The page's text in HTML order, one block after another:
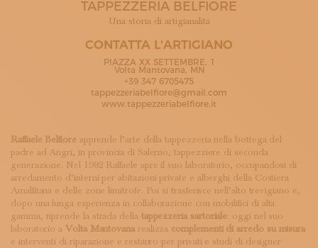
ISCRIVITI ALLA NEWSLETTER
LOGIN
TAPPEZZERIA BELFIORE
Una storia di artigianalità
CONTATTA L'ARTIGIANO
PIAZZA XX SETTEMBRE, 1
Volta Mantovana, MN
+39 347 6705475
tappezzeriabelfiore@gmail.com
www.tappezzeriabelfiore.it
Raffaele Belfiore apprende l’arte della tappezzeria nella bottega del
padre ad Angri, in provincia di Salerno, tappezziere di seconda
generazione. Nel 1982 Raffaele apre il suo laboratorio, occupandosi di
arredamento d’interni per abitazioni private e alberghi della Costiera
Amalfitana e delle zone limitrofe. Poi si trasferisce nell’alto trevigiano e,
dopo una lunga esperienza in collaborazione con mobilifici di alta
gamma, riprende la strada della tappezzeria sartoriale: oggi nel suo
laboratorio a Volta Mantovanarealizza complementi di arredo su misura
e interventi di riparazione e restauro per privati e studi di designer